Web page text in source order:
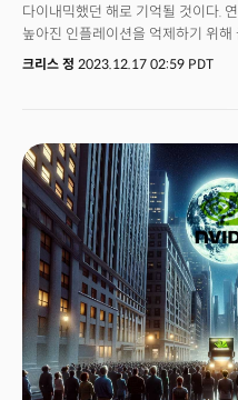
다이내믹했던 해로 기억될 것이다.
높아진 인플레이션을 억제하기 위
뿜어냈다.전례없는 연준의 긴축에 경
바탕으로 발빠르게 대처했다. 연준
예금을 전액 보장하는 방법으로 시
충격을 가할때쯤 생성AI 열풍이 시
단숨에 미래를 좌우할 기술로 인식
근거가 됐다. 여기에 이미 승인된
재정정책은 2023년 강력한 성장을
지금 상황은 연초와 사뭇 달라졌다.
이어가며 연준의 긴축 사이클 종료
시작하는 시기에 월가의 비관적인
전망이 대체로 옳았다는 것이 증명
전망 리포트를 완전 해부해본다. 이
(The Hard part is over)"이다. 많은
크리스 정 2023.12.17 02:59 PDT